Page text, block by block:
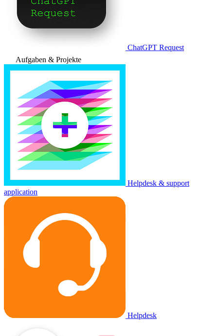
ChatGPT Request
Aufgaben & Projekte
Helpdesk & support
application
Helpdesk